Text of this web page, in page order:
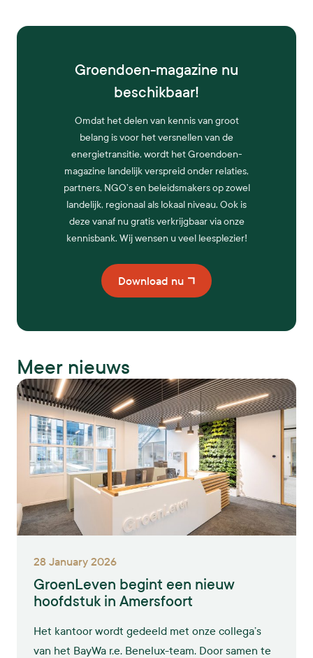
Groendoen-magazine nu
beschikbaar!
Omdat het delen van kennis van groot
belang is voor het versnellen van de
energietransitie, wordt het Groendoen-
magazine landelijk verspreid onder relaties,
partners, NGO’s en beleidsmakers op zowel
landelijk, regionaal als lokaal niveau. Ook is
deze vanaf nu gratis verkrijgbaar via onze
kennisbank. Wij wensen u veel leesplezier!
Download nu
Meer nieuws
28 January 2026
GroenLeven begint een nieuw
hoofdstuk in Amersfoort
Het kantoor wordt gedeeld met onze collega’s
van het BayWa r.e. Benelux-team. Door samen te